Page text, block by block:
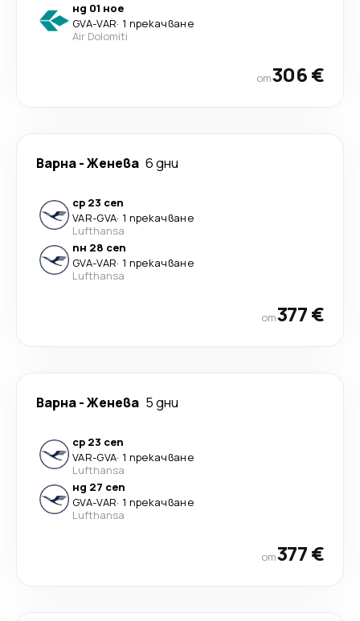
нд 01 ное
GVA-VAR· 1 прекачване
Air Dolomiti
от306 €
Варна-Женева 6 дни
ср 23 сеп
VAR-GVA· 1 прекачване
Lufthansa
пн 28 сеп
GVA-VAR· 1 прекачване
Lufthansa
от377 €
Варна-Женева 5 дни
ср 23 сеп
VAR-GVA· 1 прекачване
Lufthansa
нд 27 сеп
GVA-VAR· 1 прекачване
Lufthansa
от377 €